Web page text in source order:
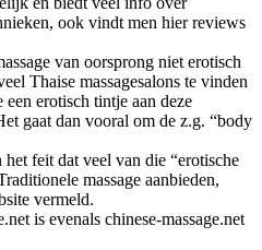
ook vindt men hier reviews
van oorsprong niet erotisch
Thaise massagesalons te vinden
erotisch tintje aan deze
gaat dan vooral om de z.g. “body
feit dat veel van die “erotische
massage aanbieden,
vermeld.
is evenals chinese-massage.net